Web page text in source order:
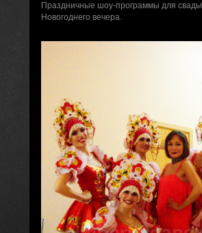
Праздничные шоу-программы для
Новогоднего вечера.